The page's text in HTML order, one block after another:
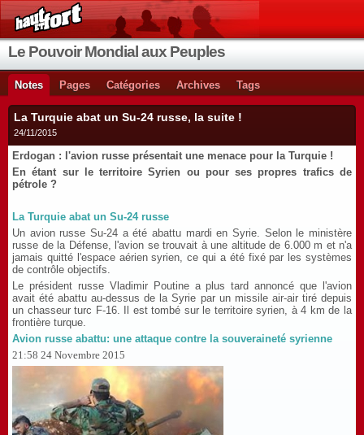
Le Pouvoir Mondial aux Peuples
Notes Pages Catégories Archives Tags
La Turquie abat un Su-24 russe, la suite !
24/11/2015
Erdogan : l'avion russe présentait une menace pour la Turquie !
En étant sur le territoire Syrien ou pour ses propres trafics de
pétrole ?
La Turquie abat un Su-24 russe
Un avion russe Su-24 a été abattu mardi en Syrie. Selon le ministère
russe de la Défense, l'avion se trouvait à une altitude de 6.000 m et n'a
jamais quitté l'espace aérien syrien, ce qui a été fixé par les systèmes
de contrôle objectifs.
Le président russe Vladimir Poutine a plus tard annoncé que l'avion
avait été abattu au-dessus de la Syrie par un missile air-air tiré depuis
un chasseur turc F-16. Il est tombé sur le territoire syrien, à 4 km de la
frontière turque.
Avion russe abattu: une attaque contre la souveraineté syrienne
21:58 24 Novembre 2015